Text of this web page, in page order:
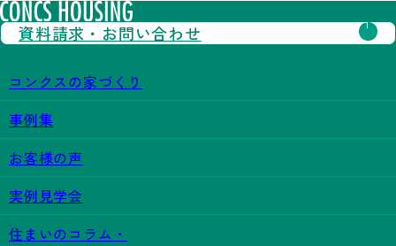
コンクスの家づくり
事例集
お客様の声
実例見学会
住まいのコラム・
資料請求・ お問い合わせ